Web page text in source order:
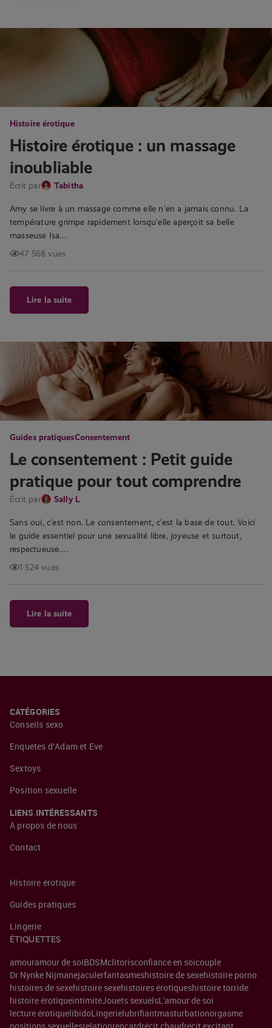
Histoire érotique
Histoire érotique : un massage
inoubliable
Écrit par Tabitha
Amy se livre à un massage comme elle n’en a jamais connu. La
température grimpe rapidement lorsqu’elle aperçoit sa belle
masseuse Isa…
47 568 vues
Lire la suite
Guides pratiquesConsentement
Le consentement : Petit guide
pratique pour tout comprendre
Écrit par Sally L
Sans oui, c’est non. Le consentement, c’est la base de tout. Voici
le guide essentiel pour une sexualité libre, joyeuse et surtout,
respectueuse….
1 524 vues
Lire la suite
CATÉGORIES
Conseils sexo
Enquêtes d’Adam et Eve
Sextoys
Position sexuelle
LIENS INTÉRESSANTS
À propos de nous
Contact
Histoire érotique
Guides pratiques
Lingerie
ÉTIQUETTES
amouramour de soiBDSMclitorisconfiance en soicouple
Dr Nynke Nijmanejaculerfantasmeshistoire de sexehistoire porno
histoires de sexehistoire sexehistoires érotiqueshistoire torride
histoire érotiqueintimitéJouets sexuelsL'amour de soi
lecture érotiquelibidoLingerielubrifiantmasturbationorgasme